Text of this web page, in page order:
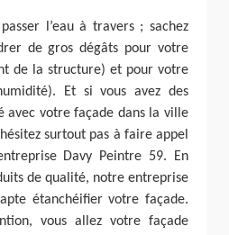
l’eau à travers ; sachez
de gros dégâts pour votre
de la structure) et pour votre
Et si vous avez des
avec votre façade dans la ville
surtout pas à faire appel
Davy Peintre 59. En
de qualité, notre entreprise
étanchéifier votre façade.
vous allez votre façade